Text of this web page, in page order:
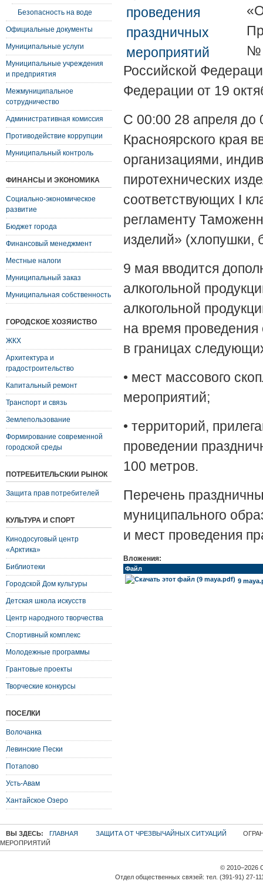
№
Российской
Федерации от 19
С 00:00 28 апреля до
Красноярского края
организациями,
пиротехнических
соответствующих I
регламенту
изделий» (хлопушки,
9 мая вводится
алкогольной
алкогольной
на время
в границах
• мест массового
мероприятий;
• территорий,
проведении
100 метров.
Перечень
муниципального
и мест проведения
Вложения:
Файл
9
Безопасность на воде
Официальные документы
Муниципальные услуги
Муниципальные учреждения
и предприятия
Межмуниципальное
сотрудничество
Административная комиссия
Противодействие коррупции
Муниципальный контроль
ФИНАНСЫ И ЭКОНОМИКА
Социально-экономическое
развитие
Бюджет города
Финансовый менеджмент
Местные налоги
Муниципальный заказ
Муниципальная собственность
ГОРОДСКОЕ ХОЗЯЙСТВО
ЖКХ
Архитектура и
градостроительство
Капитальный ремонт
Транспорт и связь
Землепользование
Формирование современной
городской среды
ПОТРЕБИТЕЛЬСКИЙ РЫНОК
Защита прав потребителей
КУЛЬТУРА И СПОРТ
Кинодосуговый центр
«Арктика»
Библиотеки
Городской Дом культуры
Детская школа искусств
Центр народного творчества
Спортивный комплекс
Молодежные программы
Грантовые проекты
Творческие конкурсы
ПОСЕЛКИ
Волочанка
Левинские Пески
Потапово
Усть-Авам
Хантайское Озеро
ВЫ ЗДЕСЬ: ГЛАВНАЯ ЗАЩИТА ОТ ЧРЕЗВЫЧАЙНЫХ СИТУАЦИЙ
МЕРОПРИЯТИЙ
© 2010–2026
Отдел общественных связей: тел. (391-91) 27-